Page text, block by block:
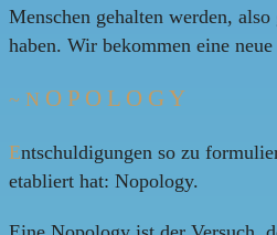
Menschen gehalten werden,
haben. Wir bekommen eine
~ N O P O L O G Y
Entschuldigungen so zu
etabliert hat: Nopology.